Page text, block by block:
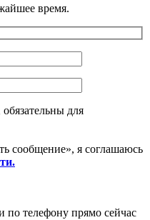
время.
для
сообщение», я соглашаюсь
по телефону прямо сейчас